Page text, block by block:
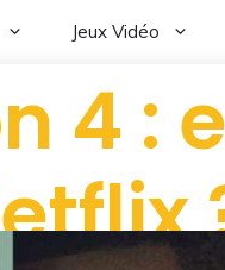
Jeux Vidéo
4 :